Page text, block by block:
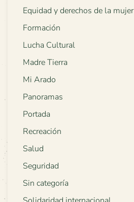
Equidad y derechos de la mujer
Formación
Lucha Cultural
Madre Tierra
Mi Arado
Panoramas
Portada
Recreación
Salud
Seguridad
Sin categoría